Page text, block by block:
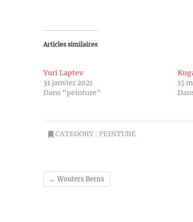
Articles similaires
Yuri Laptev
31 janvier 2021
Dans "peinture"
15
CATEGORY : PEINTURE
← Wouters Berns